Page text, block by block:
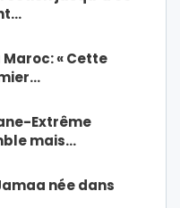
« Cette
Extrême
mais…
née dans